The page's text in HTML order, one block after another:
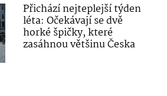
Přichází nejteplejší týden
léta: Očekávají se dvě
horké špičky, které
zasáhnou většinu Česka